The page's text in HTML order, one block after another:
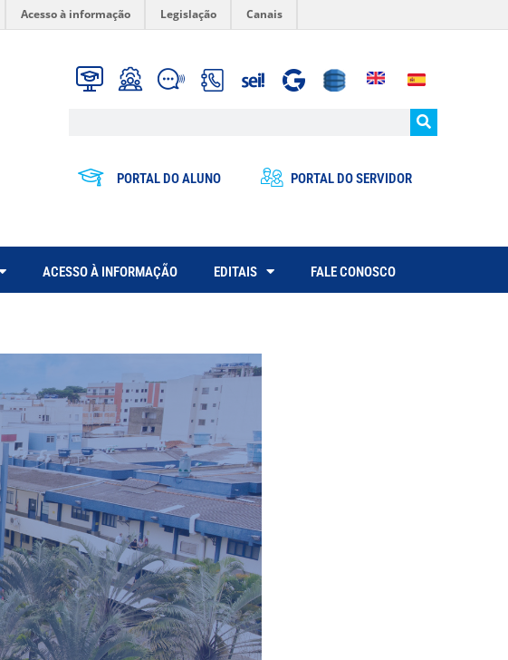
Acesso à informação Legislação Canais
PORTAL DO ALUNO PORTAL DO SERVIDOR
ACESSO À INFORMAÇÃO EDITAIS FALE CONOSCO